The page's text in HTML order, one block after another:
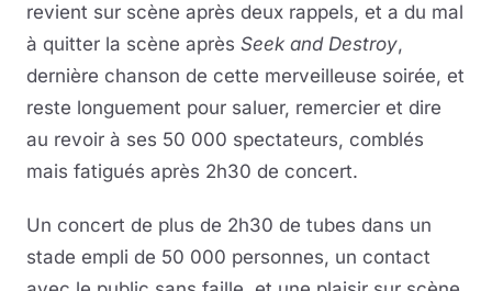
revient sur scène après deux rappels, et a du mal
à quitter la scène après Seek and Destroy,
dernière chanson de cette merveilleuse soirée, et
reste longuement pour saluer, remercier et dire
au revoir à ses 50 000 spectateurs, comblés
mais fatigués après 2h30 de concert.
Un concert de plus de 2h30 de tubes dans un
stade empli de 50 000 personnes, un contact